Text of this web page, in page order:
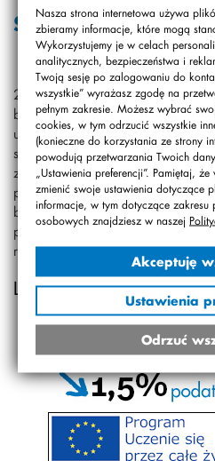
Nasza strona internetowa używa
zbieramy informacje, które mogą
Wykorzystujemy je w celach
analitycznych, bezpieczeństwa i
Twoją sesję po zalogowaniu do
wszystkie” wyrażasz zgodę na
pełnym zakresie. Możesz wybrać
cookies, w tym odrzucić wszystkie
(konieczne do korzystania ze strony
powodują przetwarzania Twoich
„Ustawienia preferencji”. Pamiętaj,
zmienić swoje ustawienia dotyczące
informacje, w tym dotyczące
osobowych znajdziesz w naszej
Akceptuję
Ustawienia
Odrzuć
Święto szkoły na
20 czerwca odbyło się bardzo
bo związane z obchodami 25-
uczestnicy zabawy poszukiwali
się wiedzą dotyczącą
zabrakło śmiechu, radości,
prezentacji naszego dorobku.
bawili, a łaskawa pogoda
przeprowadzić od początku do
rok!
Link do galerii